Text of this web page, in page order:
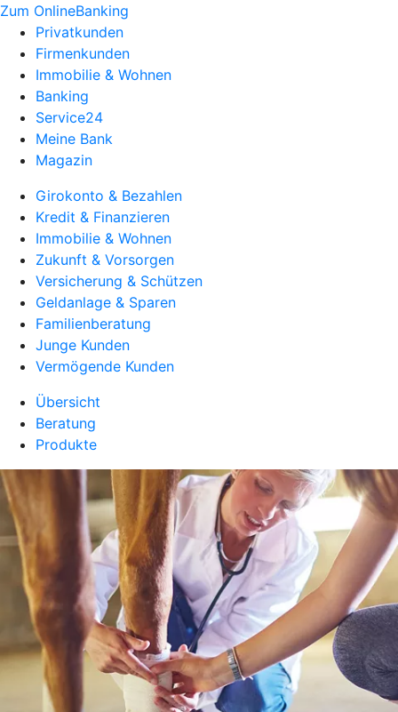
Zum OnlineBanking
Privatkunden
Firmenkunden
Immobilie & Wohnen
Banking
Service24
Meine Bank
Magazin
Girokonto & Bezahlen
Kredit & Finanzieren
Immobilie & Wohnen
Zukunft & Vorsorgen
Versicherung & Schützen
Geldanlage & Sparen
Familienberatung
Junge Kunden
Vermögende Kunden
Übersicht
Beratung
Produkte